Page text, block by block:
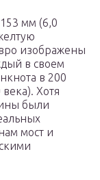
мм (6,0
изображены
в своем
в 200
Хотя
были
мост и